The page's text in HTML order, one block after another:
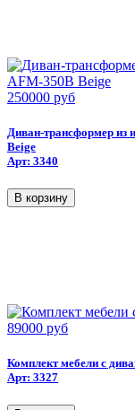
250000 руб
Диван-трансформер из
Beige
Арт: 3340
89000 руб
Комплект мебели с
Арт: 3327